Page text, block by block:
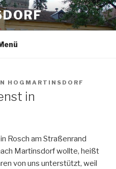
HOGMARTINSDORF
in
Rosch am Straßenrand
Martinsdorf wollte, heißt
von uns unterstützt, weil